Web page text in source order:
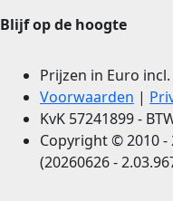
Blijf op de hoogte
Prijzen in Euro
Voorwaarden |
KvK 57241899 -
Copyright © 2010 -
(20260626 -